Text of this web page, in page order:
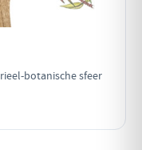
botanische sfeer